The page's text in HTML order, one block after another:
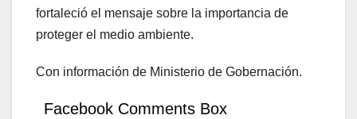
fortaleció el mensaje sobre la importancia de
proteger el medio ambiente.
Con información de Ministerio de Gobernación.
Facebook Comments Box